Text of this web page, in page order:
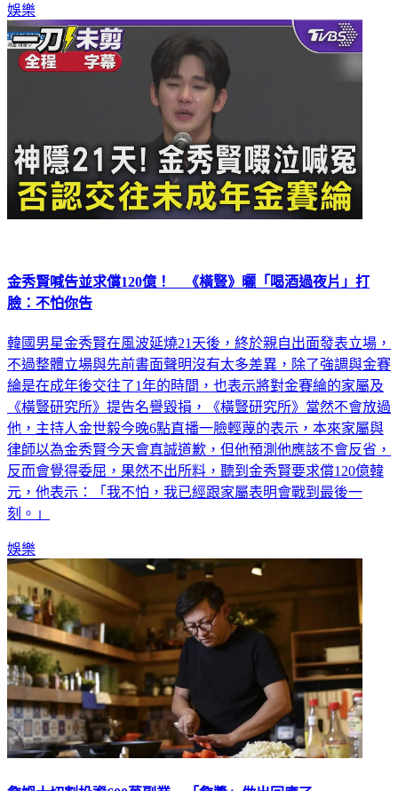
臉：不怕你告
不過整體立場與先前書面聲明沒有太多差異，除了強調與金賽
綸是在成年後交往了1年的時間，也表示將對金賽綸的家屬及
《橫豎研究所》提告名譽毀損，《橫豎研究所》當然不會放過
他，主持人金世毅今晚6點直播一臉輕蔑的表示，本來家屬與
律師以為金秀賢今天會真誠道歉，但他預測他應該不會反省，
反而會覺得委屈，果然不出所料，聽到金秀賢要求償120億韓
元，他表示：「我不怕，我已經跟家屬表明會戰到最後一
刻。」